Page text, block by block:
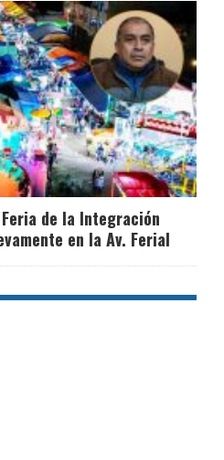
de la Integración
en la Av. Ferial